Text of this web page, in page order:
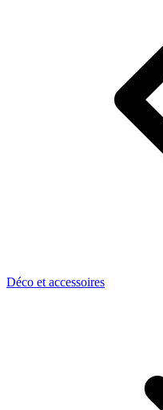
Déco et accessoires